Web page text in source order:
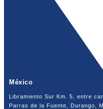
México
Libramiento Sur Km. 5, entre
Parras de la Fuente, Durango,